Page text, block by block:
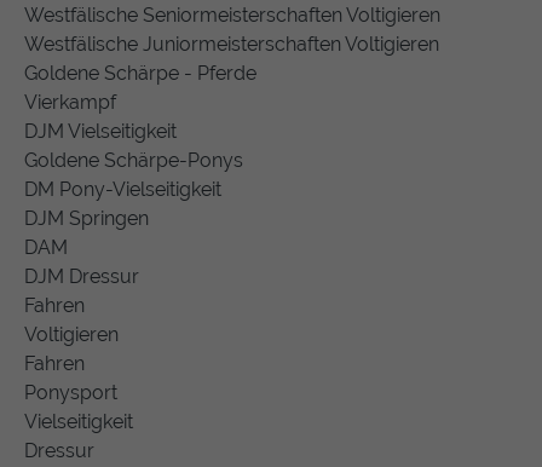
Westfälische Seniormeisterschaften Voltigieren
Westfälische Juniormeisterschaften Voltigieren
Goldene Schärpe - Pferde
Vierkampf
DJM Vielseitigkeit
Goldene Schärpe-Ponys
DM Pony-Vielseitigkeit
DJM Springen
DAM
DJM Dressur
Fahren
Voltigieren
Fahren
Ponysport
Vielseitigkeit
Dressur